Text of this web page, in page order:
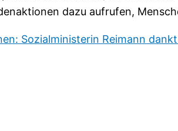
dazu aufrufen,
Sozialministerin Reimann